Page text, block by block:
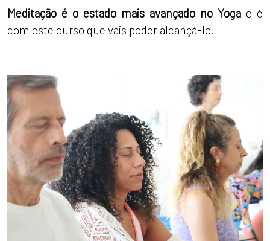
Meditação é o estado mais avançado no Yoga e é
com este curso que vais poder alcançá-lo!